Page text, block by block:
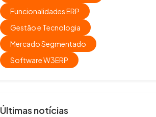
Funcionalidades ERP
Gestão e Tecnologia
Mercado Segmentado
Software W3ERP
Últimas notícias